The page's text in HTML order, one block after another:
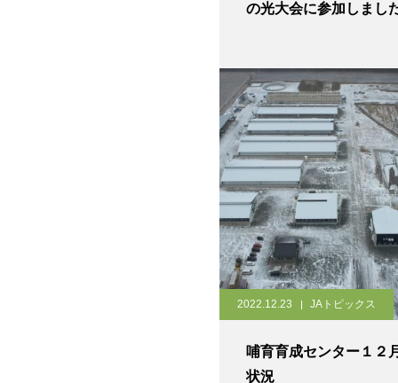
の光大会に参加しまし
2022.12.23 JAトピックス
哺育育成センター１２
状況